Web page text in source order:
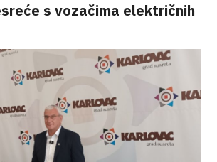
s vozačima električnih